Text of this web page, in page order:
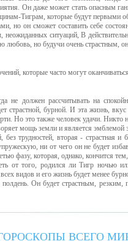
Он даже может стать опасным
Тиграм, которые будут первыми
но он сможет составить себе
ситуаций, В
любовь, но будучи очень страстным,
которые часто могут
не должен рассчитывать на
страстной, бурной. И эта жизнь,
Но это также человек удачи. Никто
мощь земли и является эмблемой
без трудностей, вторая - страстная
ни от чего он не будет
фазу, которая, однако, кончится
от того, родился ли Тигр ночью
видов и его жизнь будет менее
Он будет страстным,
ВСЕГО